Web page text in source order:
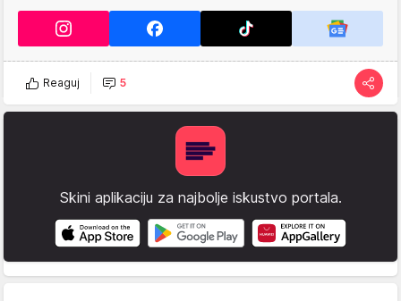
Reaguj 5
Skini aplikaciju za najbolje iskustvo portala.